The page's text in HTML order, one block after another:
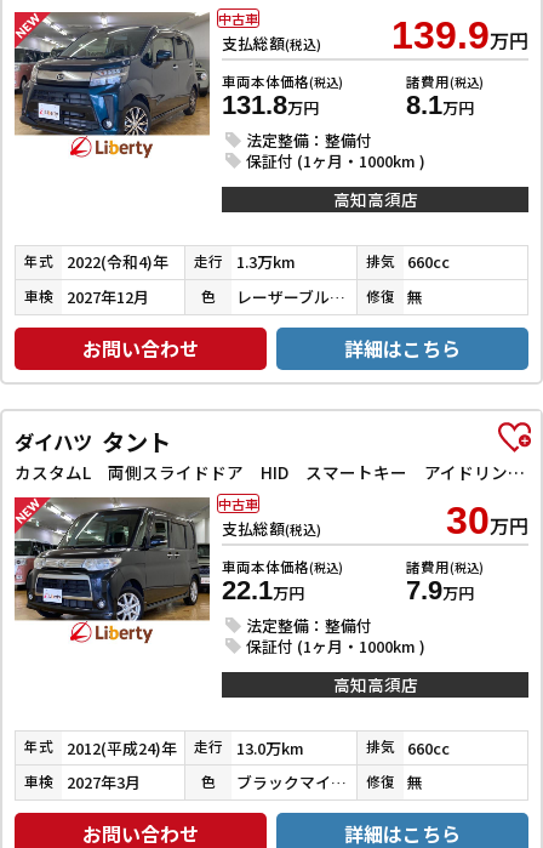
支払総額(税込) 139.9万円
車両本体価格(税込)
131.8万円
諸費用(税込)
8.1万円
法定整備：整備付
保証付 (1ヶ月・1000km )
中古車
高知高須店
年式 2022(令和4)年 走行 1.3万km 排気 660cc
車検 2027年12月 色 レーザーブルークリスタルシャイン 修復 無
お問い合わせ 詳細はこちら
ダイハツ タント
カスタムL 両側スライドドア HID スマートキー アイドリングストップ 電動格納ミラー ベンチシート CVT 盗難防止システム ABS アルミホイール 衝突安全ボディ エアコン パワーステアリング
支払総額(税込) 30万円
車両本体価格(税込)
22.1万円
諸費用(税込)
7.9万円
法定整備：整備付
保証付 (1ヶ月・1000km )
中古車
高知高須店
年式 2012(平成24)年 走行 13.0万km 排気 660cc
車検 2027年3月 色 ブラックマイカメタリック 修復 無
お問い合わせ 詳細はこちら